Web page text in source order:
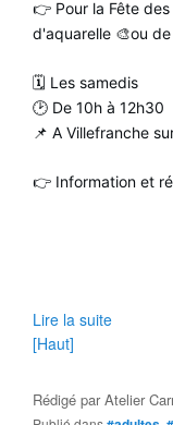
👉 Pour la Fête
d'aquarelle 🎨ou
🗓 Les samedis
🕑 De 10h à 12h30
📌 A Villefranche
👉 Information et
Lire la suite
[Haut]
Rédigé parAtelier